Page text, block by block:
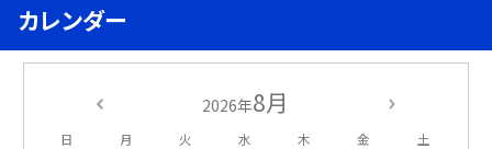
カレンダー
2026年8月
日 月 火 水 木 金 土